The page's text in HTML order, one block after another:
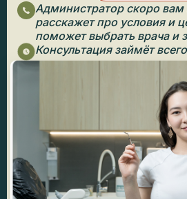
Администратор скоро вам
расскажет про условия и
поможет выбрать врача и
Консультация займёт